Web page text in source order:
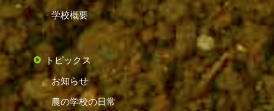
学校概要
トピックス
お知らせ
農の学校の日常